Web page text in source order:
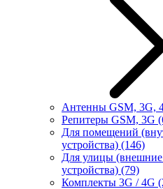
Антенны GSM, 3G,
Репитеры GSM, 3G
Для помещений
устройства) (146)
Для улицы
устройства) (79)
Комплекты 3G / 4G